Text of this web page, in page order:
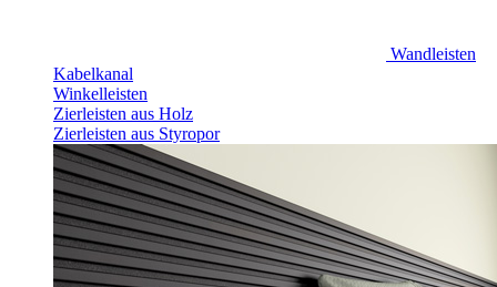
Wandleisten
Kabelkanal
Winkelleisten
Zierleisten aus Holz
Zierleisten aus Styropor